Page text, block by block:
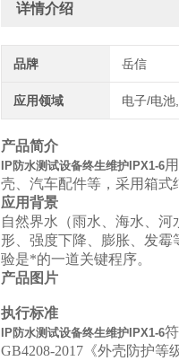
详情介绍
品牌 岳信
应用领域 电子/电池
产品简介
IP防水测试设备终生维护IPX1-6
壳、汽车配件等，采用箱式
应用背景
自然界水（雨水、海水、
形、强度下降、膨胀、发
验是*的一道关键程序。
产品图片
执行标准
IP防水测试设备终生维护IPX1-6
GB4208-2017《外壳防护等